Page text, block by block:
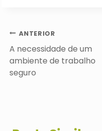
Navegação
de
Post
ANTERIOR
A necessidade de um
ambiente de trabalho
seguro